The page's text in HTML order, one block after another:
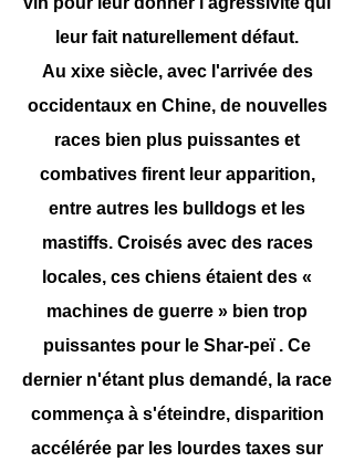
leur fait naturellement défaut.
Au xixe siècle, avec l'arrivée des
occidentaux en Chine, de nouvelles
races bien plus puissantes et
combatives firent leur apparition,
entre autres les bulldogs et les
mastiffs. Croisés avec des races
locales, ces chiens étaient des «
machines de guerre » bien trop
puissantes pour le Shar-peï . Ce
dernier n'étant plus demandé, la race
commença à s'éteindre, disparition
accélérée par les lourdes taxes sur